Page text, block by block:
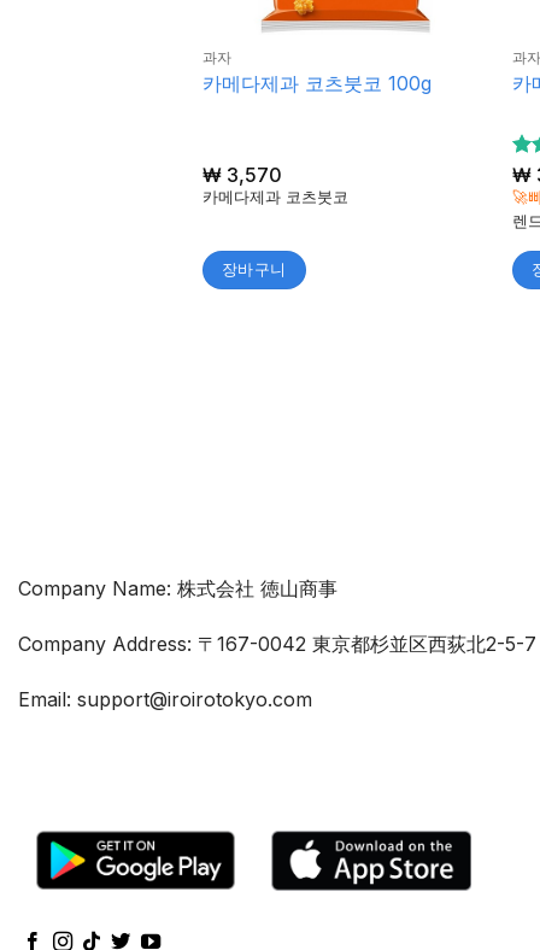
과자
카메다제과 코츠붓코 100g
₩3,570
카메다제과 코츠붓코
장바구니
과자
카
5
5
됨
₩
🚀
렌
Company Name: 株式会社 徳山商事
Company Address: 〒167-0042 東京都杉並区西荻北2-5-7
Email: support@iroirotokyo.com